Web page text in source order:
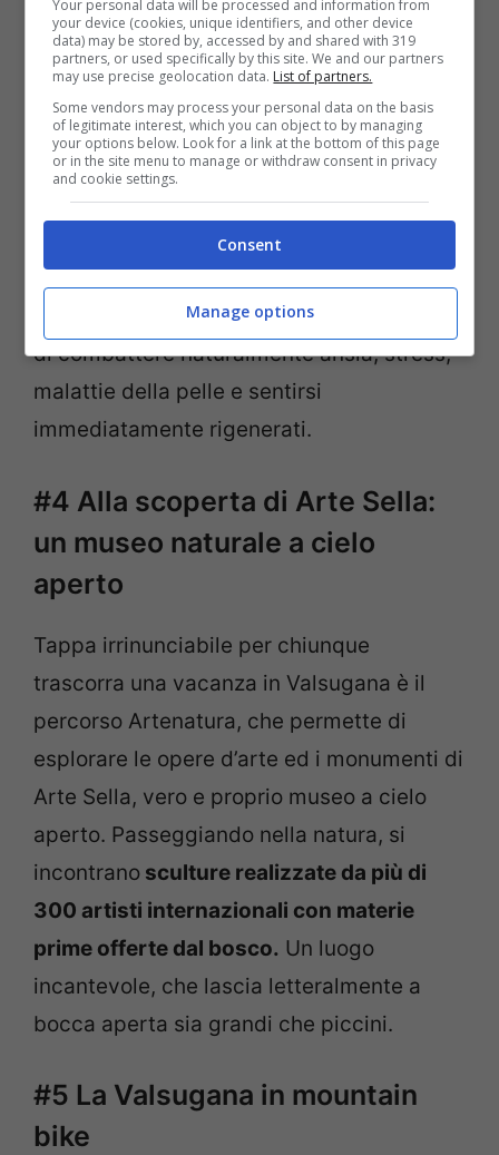
Terme di Levico e Vetriolo
In Valsugana troviamo anche le famose
Terme di Levico e Vetriolo, dove ci si
possono concedere dei momenti di puro
benessere.L’Acqua Forte, che sgorga
dalle montagne del Lagorai
minerali come ferro, rame e solfati che la
rendono davvero preziosa. Permette infatti
di combattere naturalmente ansia, stress,
malattie della pelle e sentirsi
immediatamente rigenerati.
#4 Alla scoperta di Arte Sella:
un museo naturale a cielo
aperto
Tappa irrinunciabile per chiunque
trascorra una vacanza in Valsugana è il
percorso Artenatura, che permette di
esplorare le opere d’arte ed i monumenti di
Arte Sella, vero e proprio museo a cielo
aperto. Passeggiando nella natura, si
incontrano sculture realizzate da più di
300 artisti internazionali con materie
prime offerte dal bosco. Un luogo
incantevole, che lascia letteralmente a
bocca aperta sia grandi che piccini.
#5 La Valsugana in mountain
bike
Your personal data will be processed and information from
your device (cookies, unique identifiers, and other device
data) may be stored by, accessed by and shared with 319
partners, or used specifically by this site. We and our partners
may use precise geolocation data. List of partners.
Some vendors may process your personal data on the basis
of legitimate interest, which you can object to by managing
your options below. Look for a link at the bottom of this page
or in the site menu to manage or withdraw consent in privacy
and cookie settings.
Consent
Manage options